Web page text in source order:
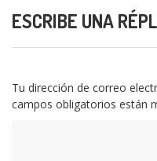
ESCRIBE UNA
Tu dirección de correo
campos obligatorios están